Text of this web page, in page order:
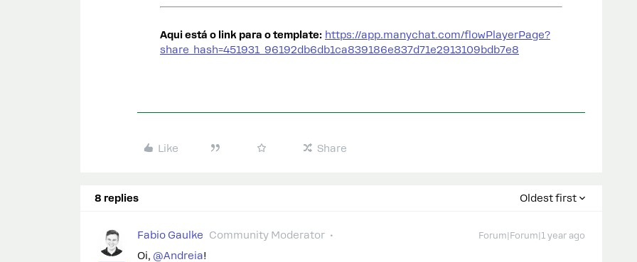
Aqui está o link para o template: https://app.manychat.com/flowPlayerPage?
share_hash=451931_96192db6db1ca839186e837d71e2913109bdb7e8
Like Share
8 replies Oldest first
Fabio Gaulke Community Moderator Forum|Forum|1 year ago
Oi, ​ @Andreia!